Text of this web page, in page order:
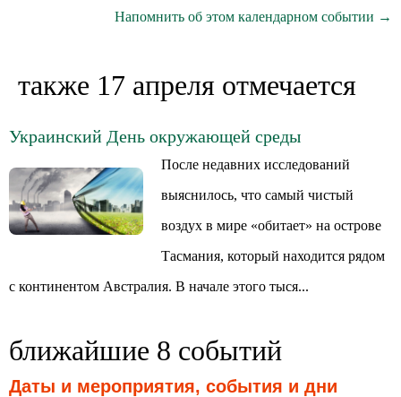
Напомнить об этом календарном событии →
также 17 апреля отмечается
Украинский День окружающей среды
После недавних исследований
выяснилось, что самый чистый
воздух в мире «обитает» на острове
Тасмания, который находится рядом
с континентом Австралия. В начале этого тыся...
ближайшие 8 событий
Даты и мероприятия, события и дни